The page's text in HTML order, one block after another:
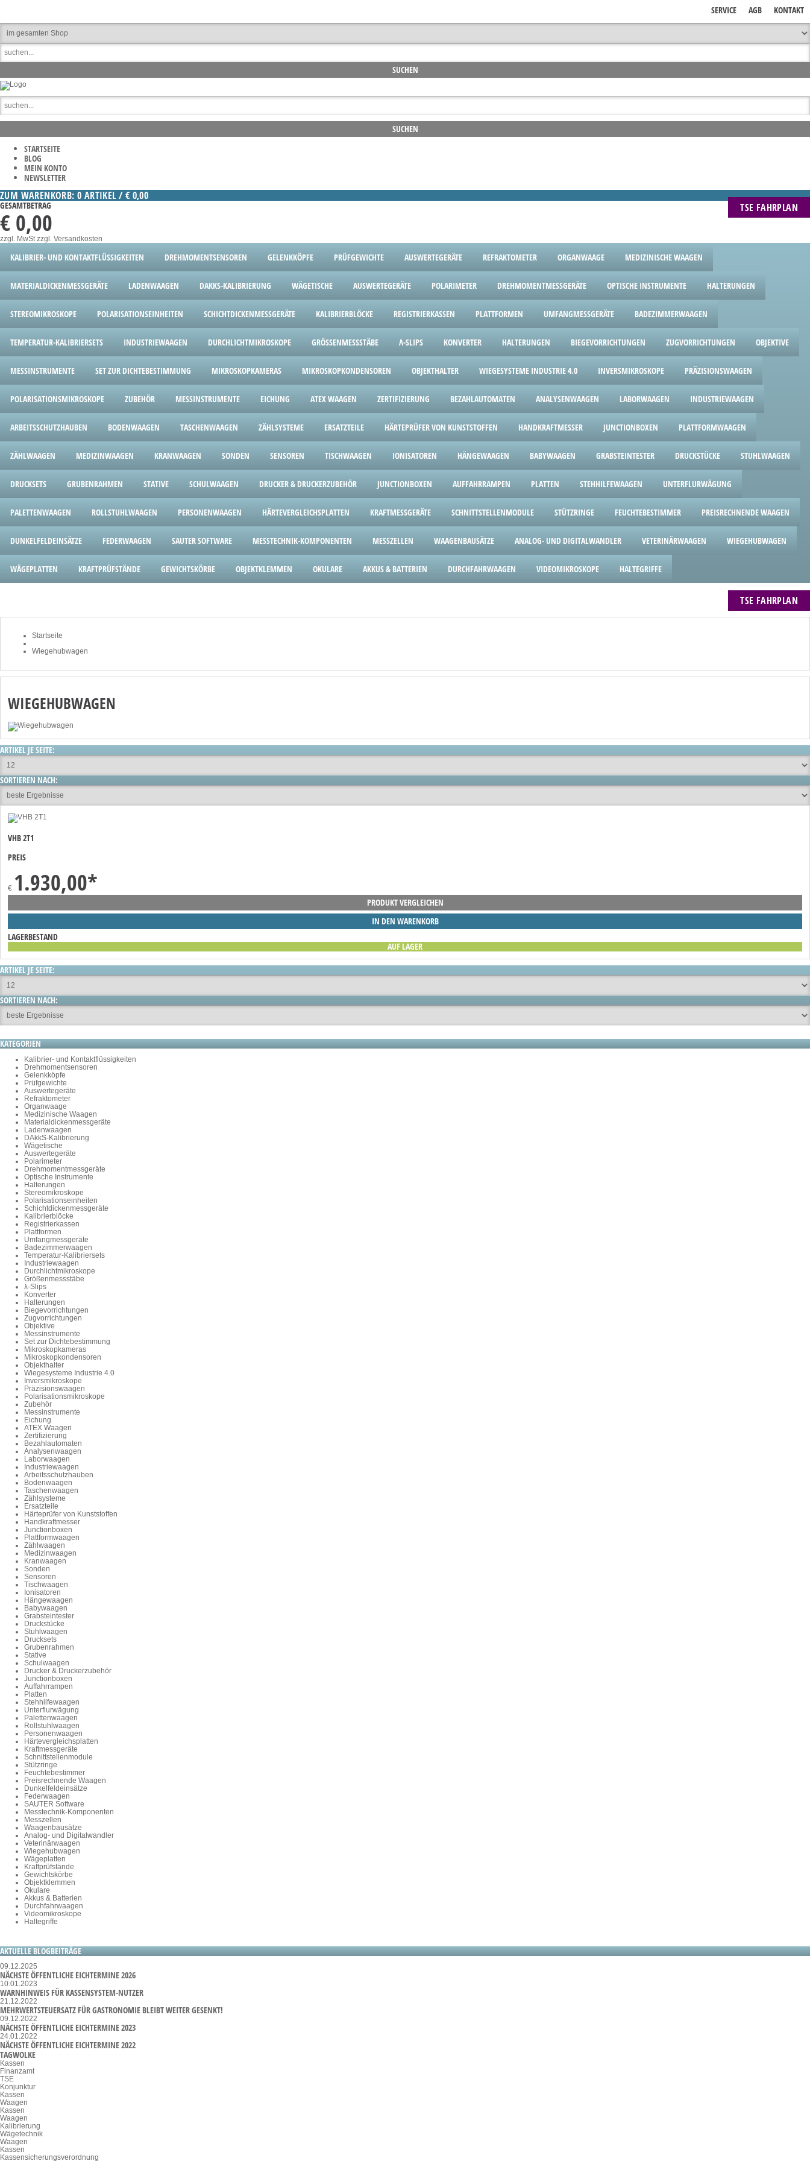
KONTAKT
AGB
SERVICE
STARTSEITE
BLOG
MEIN KONTO
NEWSLETTER
TSE FAHRPLAN
ZUM WARENKORB: 0 ARTIKEL / € 0,00
GESAMTBETRAG
€ 0,00
zzgl. MwStzzgl. Versandkosten
KALIBRIER- UND KONTAKTFLÜSSIGKEITEN DREHMOMENTSENSOREN GELENKKÖPFE PRÜFGEWICHTE AUSWERTEGERÄTE REFRAKTOMETER ORGANWAAGE MEDIZINISCHE WAAGEN
MATERIALDICKENMESSGERÄTE LADENWAAGEN DAKKS-KALIBRIERUNG WÄGETISCHE AUSWERTEGERÄTE POLARIMETER DREHMOMENTMESSGERÄTE OPTISCHE INSTRUMENTE HALTERUNGEN
STEREOMIKROSKOPE POLARISATIONSEINHEITEN SCHICHTDICKENMESSGERÄTE KALIBRIERBLÖCKE REGISTRIERKASSEN PLATTFORMEN UMFANGMESSGERÄTE BADEZIMMERWAAGEN
TEMPERATUR-KALIBRIERSETS INDUSTRIEWAAGEN DURCHLICHTMIKROSKOPE GRÖSSENMESSSTÄBE Λ-SLIPS KONVERTER HALTERUNGEN BIEGEVORRICHTUNGEN ZUGVORRICHTUNGEN OBJEKTIVE
MESSINSTRUMENTE SET ZUR DICHTEBESTIMMUNG MIKROSKOPKAMERAS MIKROSKOPKONDENSOREN OBJEKTHALTER WIEGESYSTEME INDUSTRIE 4.0 INVERSMIKROSKOPE PRÄZISIONSWAAGEN
POLARISATIONSMIKROSKOPE ZUBEHÖR MESSINSTRUMENTE EICHUNG ATEX WAAGEN ZERTIFIZIERUNG BEZAHLAUTOMATEN ANALYSENWAAGEN LABORWAAGEN INDUSTRIEWAAGEN
ARBEITSSCHUTZHAUBEN BODENWAAGEN TASCHENWAAGEN ZÄHLSYSTEME ERSATZTEILE HÄRTEPRÜFER VON KUNSTSTOFFEN HANDKRAFTMESSER JUNCTIONBOXEN PLATTFORMWAAGEN
ZÄHLWAAGEN MEDIZINWAAGEN KRANWAAGEN SONDEN SENSOREN TISCHWAAGEN IONISATOREN HÄNGEWAAGEN BABYWAAGEN GRABSTEINTESTER DRUCKSTÜCKE STUHLWAAGEN
DRUCKSETS GRUBENRAHMEN STATIVE SCHULWAAGEN DRUCKER & DRUCKERZUBEHÖR JUNCTIONBOXEN AUFFAHRRAMPEN PLATTEN STEHHILFEWAAGEN UNTERFLURWÄGUNG
PALETTENWAAGEN ROLLSTUHLWAAGEN PERSONENWAAGEN HÄRTEVERGLEICHSPLATTEN KRAFTMESSGERÄTE SCHNITTSTELLENMODULE STÜTZRINGE FEUCHTEBESTIMMER PREISRECHNENDE WAAGEN
DUNKELFELDEINSÄTZE FEDERWAAGEN SAUTER SOFTWARE MESSTECHNIK-KOMPONENTEN MESSZELLEN WAAGENBAUSÄTZE ANALOG- UND DIGITALWANDLER VETERINÄRWAAGEN WIEGEHUBWAGEN
WÄGEPLATTEN KRAFTPRÜFSTÄNDE GEWICHTSKÖRBE OBJEKTKLEMMEN OKULARE AKKUS & BATTERIEN DURCHFAHRWAAGEN VIDEOMIKROSKOPE HALTEGRIFFE
TSE FAHRPLAN
Startseite
Wiegehubwagen
WIEGEHUBWAGEN
ARTIKEL JE SEITE:
SORTIEREN NACH:
VHB 2T1
PREIS
€ 1.930,00*
PRODUKT VERGLEICHEN
IN DEN WARENKORB
LAGERBESTAND
AUF LAGER
ARTIKEL JE SEITE:
SORTIEREN NACH:
KATEGORIEN
Kalibrier- und Kontaktflüssigkeiten
Drehmomentsensoren
Gelenkköpfe
Prüfgewichte
Auswertegeräte
Refraktometer
Organwaage
Medizinische Waagen
Materialdickenmessgeräte
Ladenwaagen
DAkkS-Kalibrierung
Wägetische
Auswertegeräte
Polarimeter
Drehmomentmessgeräte
Optische Instrumente
Halterungen
Stereomikroskope
Polarisationseinheiten
Schichtdickenmessgeräte
Kalibrierblöcke
Registrierkassen
Plattformen
Umfangmessgeräte
Badezimmerwaagen
Temperatur-Kalibriersets
Industriewaagen
Durchlichtmikroskope
Größenmessstäbe
λ-Slips
Konverter
Halterungen
Biegevorrichtungen
Zugvorrichtungen
Objektive
Messinstrumente
Set zur Dichtebestimmung
Mikroskopkameras
Mikroskopkondensoren
Objekthalter
Wiegesysteme Industrie 4.0
Inversmikroskope
Präzisionswaagen
Polarisationsmikroskope
Zubehör
Messinstrumente
Eichung
ATEX Waagen
Zertifizierung
Bezahlautomaten
Analysenwaagen
Laborwaagen
Industriewaagen
Arbeitsschutzhauben
Bodenwaagen
Taschenwaagen
Zählsysteme
Ersatzteile
Härteprüfer von Kunststoffen
Handkraftmesser
Junctionboxen
Plattformwaagen
Zählwaagen
Medizinwaagen
Kranwaagen
Sonden
Sensoren
Tischwaagen
Ionisatoren
Hängewaagen
Babywaagen
Grabsteintester
Druckstücke
Stuhlwaagen
Drucksets
Grubenrahmen
Stative
Schulwaagen
Drucker & Druckerzubehör
Junctionboxen
Auffahrrampen
Platten
Stehhilfewaagen
Unterflurwägung
Palettenwaagen
Rollstuhlwaagen
Personenwaagen
Härtevergleichsplatten
Kraftmessgeräte
Schnittstellenmodule
Stützringe
Feuchtebestimmer
Preisrechnende Waagen
Dunkelfeldeinsätze
Federwaagen
SAUTER Software
Messtechnik-Komponenten
Messzellen
Waagenbausätze
Analog- und Digitalwandler
Veterinärwaagen
Wiegehubwagen
Wägeplatten
Kraftprüfstände
Gewichtskörbe
Objektklemmen
Okulare
Akkus & Batterien
Durchfahrwaagen
Videomikroskope
Haltegriffe
AKTUELLE BLOGBEITRÄGE
09.12.2025
NÄCHSTE ÖFFENTLICHE EICHTERMINE 2026
10.01.2023
WARNHINWEIS FÜR KASSENSYSTEM-NUTZER
21.12.2022
MEHRWERTSTEUERSATZ FÜR GASTRONOMIE BLEIBT WEITER GESENKT!
09.12.2022
NÄCHSTE ÖFFENTLICHE EICHTERMINE 2023
24.01.2022
NÄCHSTE ÖFFENTLICHE EICHTERMINE 2022
TAGWOLKE
Kassen
Finanzamt
TSE
Konjunktur
Kassen
Waagen
Kassen
Waagen
Kalibrierung
Wägetechnik
Waagen
Kassen
Kassensicherungsverordnung